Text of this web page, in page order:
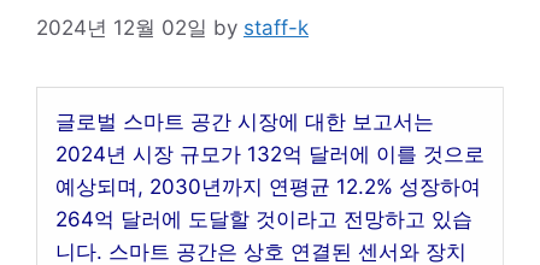
2024년 12월 02일 by staff-k
글로벌 스마트 공간 시장에 대한 보고서는
2024년 시장 규모가 132억 달러에 이를 것으로
예상되며, 2030년까지 연평균 12.2% 성장하여
264억 달러에 도달할 것이라고 전망하고 있습
니다. 스마트 공간은 상호 연결된 센서와 장치